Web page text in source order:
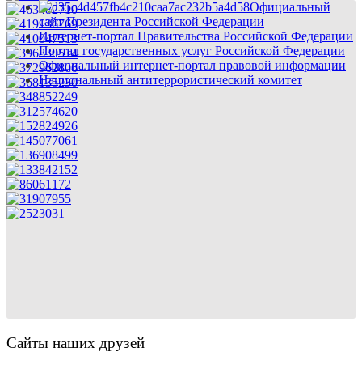
Официальный
сайт Президента Российской Федерации
Интернет-портал Правительства Российской Федерации
Портал государственных услуг Российской Федерации
Официальный интернет-портал правовой информации
Национальный антитеррористический комитет
Сайты наших друзей